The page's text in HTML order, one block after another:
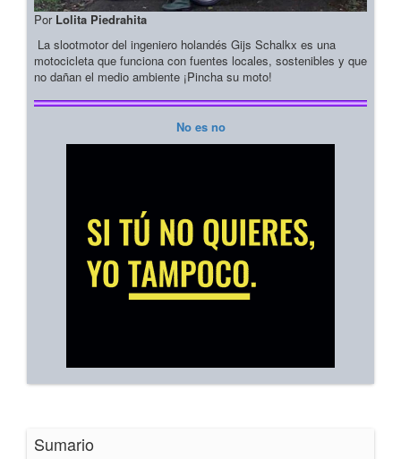
Por Lolita Piedrahita
La slootmotor del ingeniero holandés Gijs Schalkx es una
motocicleta que funciona con fuentes locales, sostenibles y que
no dañan el medio ambiente ¡Pincha su moto!
No es no
Sumario